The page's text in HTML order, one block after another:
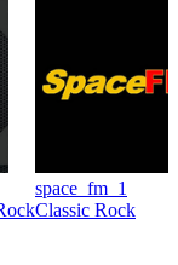
space_fm_1
Classic Rock